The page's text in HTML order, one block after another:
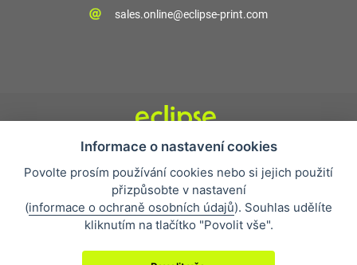
sales.online@eclipse-print.com
Obchodní podmínky
Nejčastější otázky
Ochrana osobních údajů
O společnosti
Whistleblowing
Informace o nastavení cookies
Povolte prosím používání cookies nebo si jejich použití
přizpůsobte v nastavení
(informace o ochraně osobních údajů). Souhlas udělíte
kliknutím na tlačítko "Povolit vše".